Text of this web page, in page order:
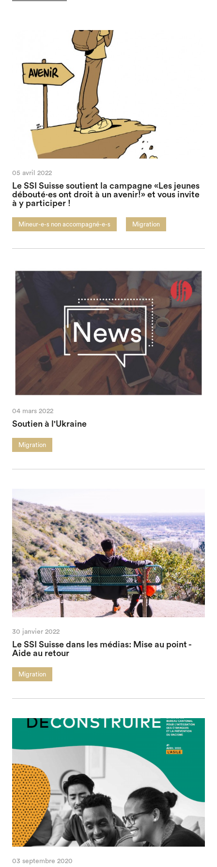
05 avril 2022
Le SSI Suisse soutient la campagne «Les jeunes
débouté·es ont droit à un avenir!» et vous invite
à y participer !
Mineur-e-s non accompagné-e-s Migration
04 mars 2022
Soutien à l'Ukraine
Migration
30 janvier 2022
Le SSI Suisse dans les médias: Mise au point -
Aide au retour
Migration
03 septembre 2020